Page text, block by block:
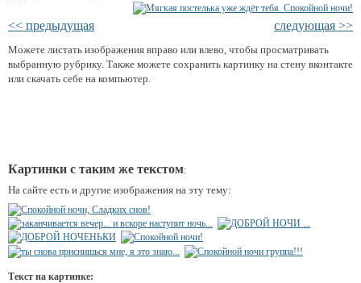
<< предыдущая следующая >>
Можете листать изображения вправо или влево, чтобы просматривать
выбранную рубрику. Также можете сохранить картинку на стену вконтакте
или скачать себе на компьютер.
Картинки с таким же текстом:
На сайте есть и другие изображения на эту тему:
Текст на картинке: